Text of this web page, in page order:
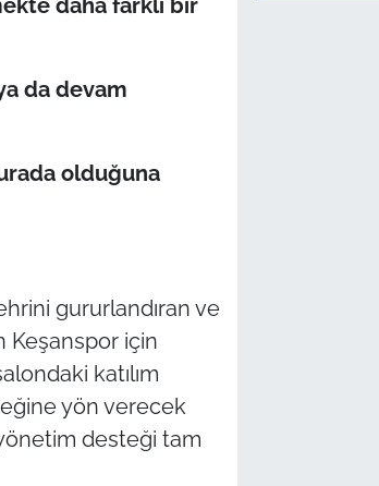
da devam
olduğuna
gururlandıran ve
Keşanspor için
katılım
yön verecek
desteği tam